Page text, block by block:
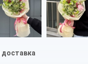
доставка